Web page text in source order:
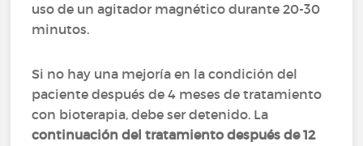
uso de un agitador magnético durante 20-30
minutos.
Si no hay una mejoría en la condición del
paciente después de 4 meses de tratamiento
con bioterapia, debe ser detenido. La
continuación del tratamiento después de 12